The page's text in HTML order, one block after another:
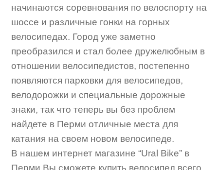
начинаются соревнования по велоспорту на
шоссе и различные гонки на горных
велосипедах. Город уже заметно
преобразился и стал более дружелюбным в
отношении велосипедистов, постепенно
появляются парковки для велосипедов,
велодорожки и специальные дорожные
знаки, так что теперь вы без проблем
найдете в Перми отличные места для
катания на своем новом велосипеде.
В нашем интернет магазине “Ural Bike” в
Перми Вы сможете купить велосипед всего